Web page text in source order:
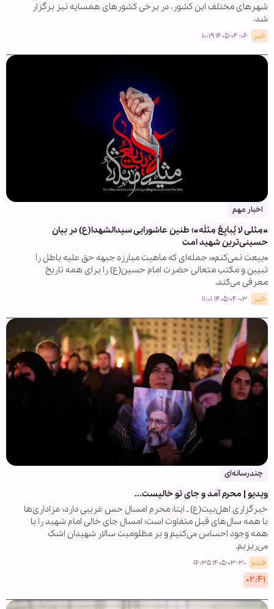
شهرهای مختلف این کشور، در برخی کشورهای همسایه نیز برگزار
شد.
خبر ۱۴۰۵-۰۴-۰۶ ۱۰:۱۹
اخبار مهم
»مِثلی لا یُبایِعُ مِثلَه«؛ طنین عاشورایی سیدالشهدا(ع) در بیان
حسینی‌ترین شهید امت
«بیعت نمی‌کنم»؛ جمله‌ای که ماهیت مبارزه جبهه حق علیه باطل را
تبیین و مکتب متعالی حضرت امام حسین(ع) را برای همه تاریخ
معرفی می‌کند.
خبر ۱۴۰۵-۰۴-۰۳ ۱۱:۰۱
چندرسانه‌ای
ویدیو | محرم آمد و جای تو خالیست...
خبرگزاری اهل‌بیت(ع) ـ ابنا: محرم امسال حس غریبی دارد؛ عزاداری‌ها
با همه سال‌های قبل متفاوت است؛ امسال جای خالی امام شهید را با
همه وجود احساس می‌کنیم و بر مظلومیت سالار شهیدان اشک
می‌ریزیم.
فیلم ۱۴۰۵-۰۳-۳۰ ۱۶:۳۵
۰۲:۴۱